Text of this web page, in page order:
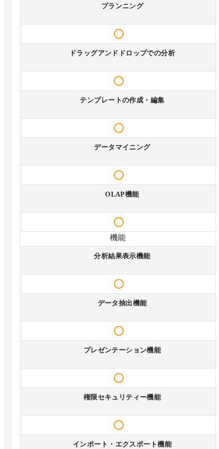
プランニング
ドラッグアンドドロップでの分析
テンプレートの作成・編集
データマイニング
OLAP機能
機能
分析結果表示機能
データ抽出機能
プレゼンテーション機能
権限セキュリティー機能
インポート・エクスポート機能